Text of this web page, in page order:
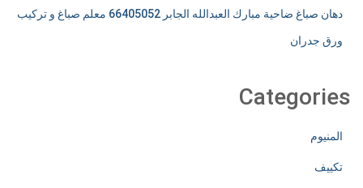
دهان صباغ ضاحية مبارك العبدالله الجابر 66405052 معلم صباغ و تركيب
ورق جدران
Categories
المنيوم
تكييف